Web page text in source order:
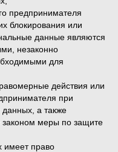
предпринимателя
блокирования или
данные являются
незаконно
для
действия или
при
а также
меры по защите
имеет право